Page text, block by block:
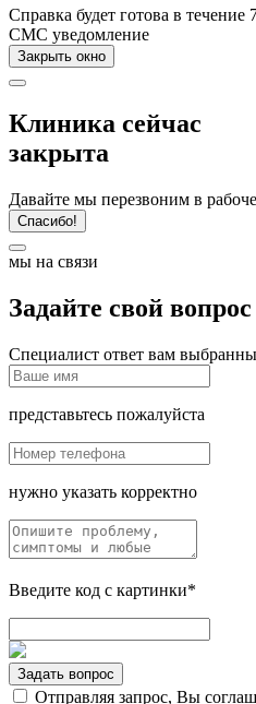
Справка будет готова в
СМС уведомление
Закрыть окно
Клиника сейчас
закрыта
Давайте мы перезвоним в
Спасибо!
мы на связи
Задайте свой вопрос
Специалист ответ вам
представьтесь пожалуйста
нужно указать корректно
Введите код с картинки*
Задать вопрос
Отправляя запрос, Вы